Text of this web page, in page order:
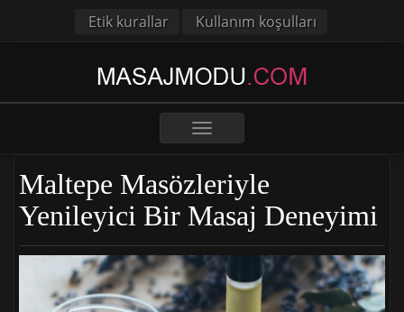
Etik kurallar Kullanım koşulları
Toggle
Maltepe Masözleriyle
Yenileyici Bir Masaj Deneyimi